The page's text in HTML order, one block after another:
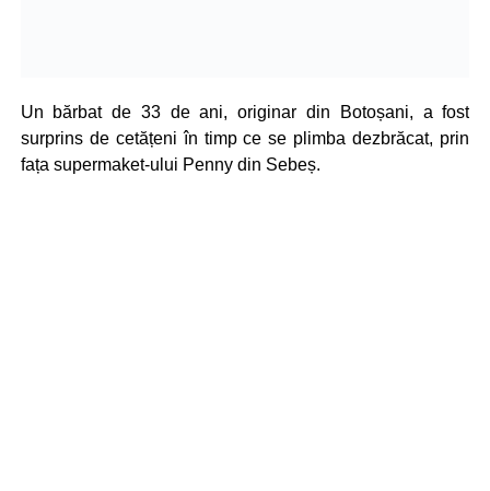
Un bărbat de 33 de ani, originar din Botoșani, a fost
surprins de cetățeni în timp ce se plimba dezbrăcat, prin
fața supermaket-ului Penny din Sebeș.